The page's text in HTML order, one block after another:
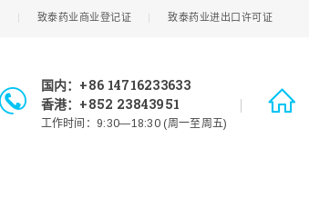
致泰药业商业登记证 致泰药业进出口许可证
国内：+86 14716233633
香港：+852 23843951
工作时间：9:30—18:30 (周一至周五)